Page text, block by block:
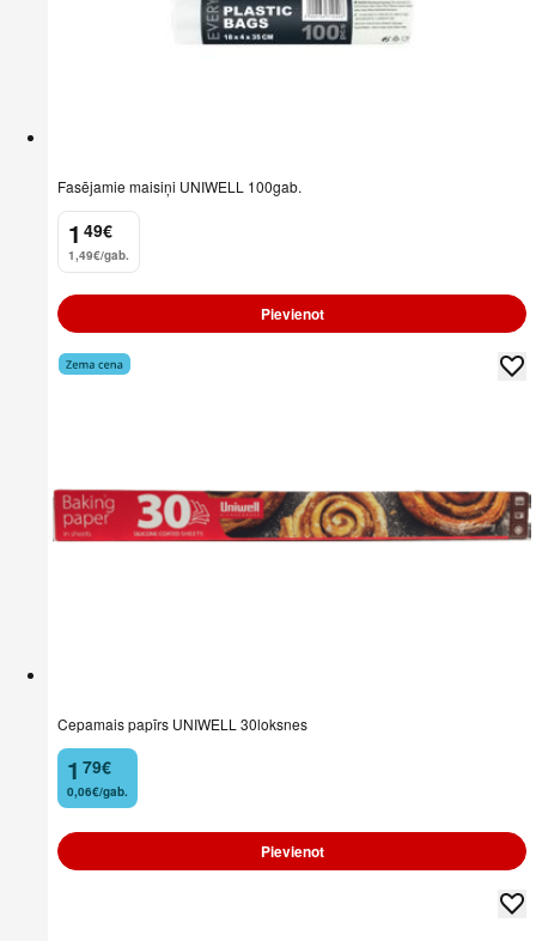
Fasējamie maisiņi UNIWELL 100gab.
1
. 49€
1,49€/gab.
Pievienot
Cepamais papīrs UNIWELL 30loksnes
1
. 79€
0,06€/gab.
Pievienot